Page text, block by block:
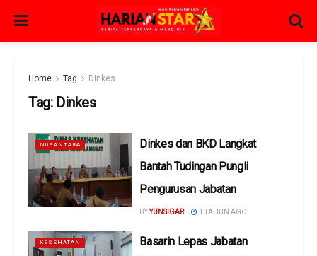
Home Tag Dinkes
Tag: Dinkes
NUSANTARA
Dinkes dan BKD Langkat
Bantah Tudingan Pungli
Pengurusan Jabatan
BYYUNSIGAR 1 TAHUN AGO
KESEHATAN
Basarin Lepas Jabatan